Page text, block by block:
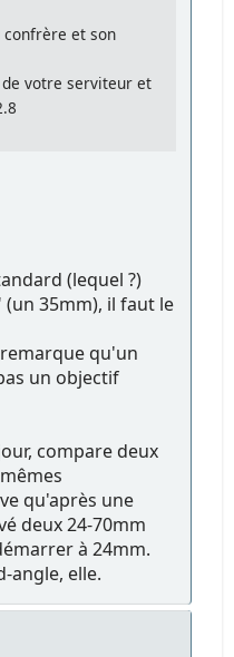
confrère et son
votre serviteur et
(lequel ?)
35mm), il faut le
qu'un
un objectif
compare deux
qu'après une
deux 24-70mm
à 24mm.
angle, elle.